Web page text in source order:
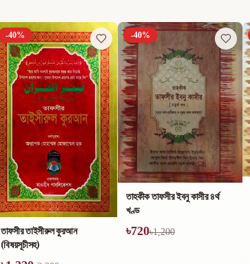
-40%
তাফসীর তাইসীরুল কুরআন
(বিষয়সূচীসহ)
-40%
তাহকীক তাফসীর ইবনু কাসীর ৪র্থ
খণ্ড
৳720৳1,200